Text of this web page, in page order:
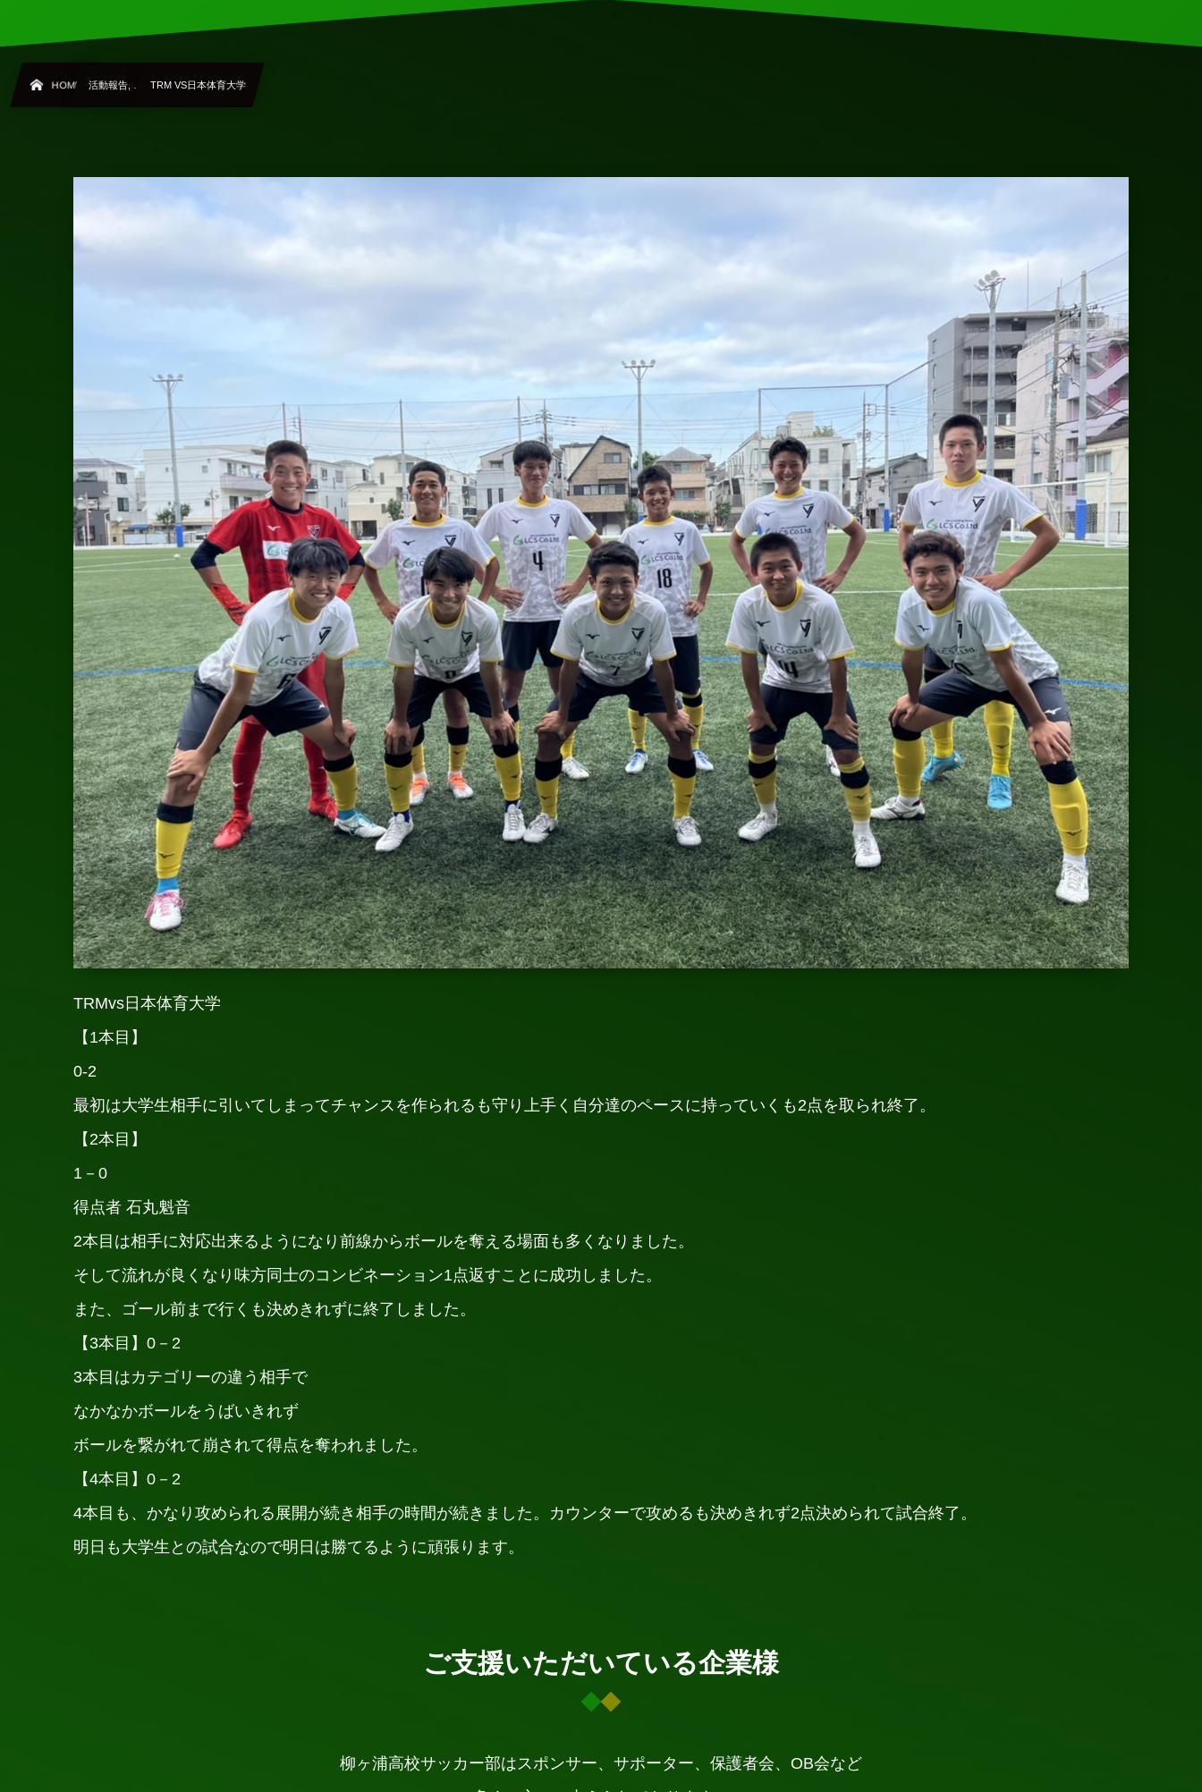
HOME 活動報告, … TRM VS日本体育大学
TRMvs日本体育大学
【1本目】
0-2
最初は大学生相手に引いてしまってチャンスを作られるも守り上手く自分達のペースに持っていくも2点を取られ終了。
【2本目】
1－0
得点者 石丸魁音
2本目は相手に対応出来るようになり前線からボールを奪える場面も多くなりました。
そして流れが良くなり味方同士のコンビネーション1点返すことに成功しました。
また、ゴール前まで行くも決めきれずに終了しました。
【3本目】0－2
3本目はカテゴリーの違う相手で
なかなかボールをうばいきれず
ボールを繋がれて崩されて得点を奪われました。
【4本目】0－2
4本目も、かなり攻められる展開が続き相手の時間が続きました。カウンターで攻めるも決めきれず2点決められて試合終了。
明日も大学生との試合なので明日は勝てるように頑張ります。
ご支援いただいている企業様
柳ヶ浦高校サッカー部はスポンサー、サポーター、保護者会、OB会など